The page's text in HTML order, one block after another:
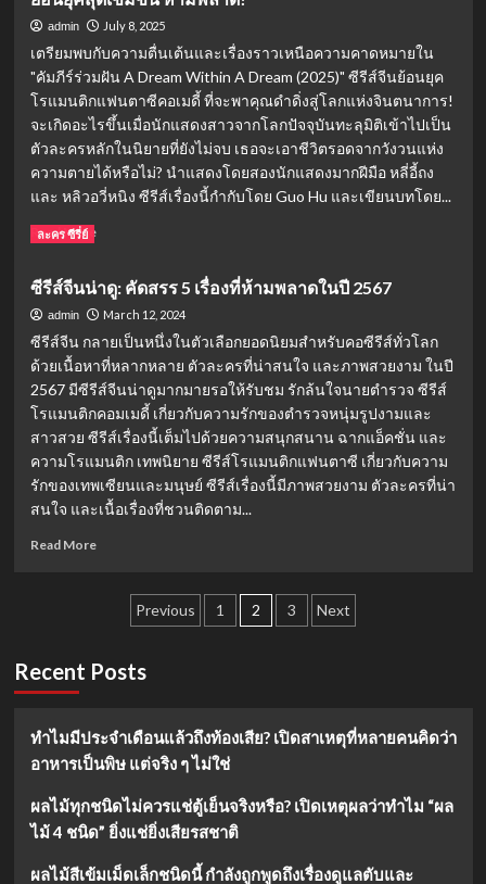
Above
Clouds
(2025)
ซี
รีส์
จีน
ย้อน
ยุค
โร
ลิขิต
ฟ้า
จะ
สู้
แรง
รัก!
admin July 8, 2025
เตรียมพบกับความตื่นเต้นและเรื่องราวเหนือความคาดหมายใน
"คัมภีร์ร่วมฝัน A Dream Within A Dream (2025)" ซีรีส์จีนย้อนยุค
โรแมนติกแฟนตาซีคอเมดี้ ที่จะพาคุณดำดิ่งสู่โลกแห่งจินตนาการ!
จะเกิดอะไรขึ้นเมื่อนักแสดงสาวจากโลกปัจจุบันทะลุมิติเข้าไปเป็น
ตัวละครหลักในนิยายที่ยังไม่จบ เธอจะเอาชีวิตรอดจากวังวนแห่ง
ความตายได้หรือไม่? นำแสดงโดยสองนักแสดงมากฝีมือ หลี่อี้ถง
และ หลิวอวี่หนิง ซีรีส์เรื่องนี้กำกับโดย Guo Hu และเขียนบทโดย...
Read MoreRead
คัมภีร์
ร่วม
A
Dream
Within
A
Dream
(2025)
รีส์
จีน
พลาด!
ละคร ซีรี่ย์
ซีรีส์จีนน่าดู: คัดสรร 5 เรื่องที่ห้ามพลาดในปี 2567
admin March 12, 2024
ซีรีส์จีน กลายเป็นหนึ่งในตัวเลือกยอดนิยมสำหรับคอซีรีส์ทั่วโลก
ด้วยเนื้อหาที่หลากหลาย ตัวละครที่น่าสนใจ และภาพสวยงาม ในปี
2567 มีซีรีส์จีนน่าดูมากมายรอให้รับชม รักล้นใจนายตำรวจ ซีรีส์
โรแมนติกคอมเมดี้ เกี่ยวกับความรักของตำรวจหนุ่มรูปงามและ
สาวสวย ซีรีส์เรื่องนี้เต็มไปด้วยความสนุกสนาน ฉากแอ็คชั่น และ
ความโรแมนติก เทพนิยาย ซีรีส์โรแมนติกแฟนตาซี เกี่ยวกับความ
รักของเทพเซียนและมนุษย์ ซีรีส์เรื่องนี้มีภาพสวยงาม ตัวละครที่น่า
สนใจ และเนื้อเรื่องที่ชวนติดตาม...
Read MoreRead
น่า
สรร
5
เรื่อง
ห้าม
พลาด
2567
Posts
Previous 1 2 3 Next
Recent Posts
ทำไมมีประจำเดือนแล้วถึงท้องเสีย? เปิดสาเหตุที่หลายคนคิดว่า
อาหารเป็นพิษ แต่จริง ๆ ไม่ใช่
ผลไม้ทุกชนิดไม่ควรแช่ตู้เย็นจริงหรือ? เปิดเหตุผลว่าทำไม “ผล
ไม้ 4 ชนิด” ยิ่งแช่ยิ่งเสียรสชาติ
ผลไม้สีเข้มเม็ดเล็กชนิดนี้ กำลังถูกพูดถึงเรื่องดูแลตับและ